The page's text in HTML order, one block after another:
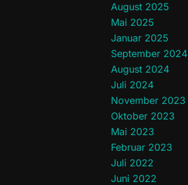
August 2025
Mai 2025
Januar 2025
September 2024
August 2024
Juli 2024
November 2023
Oktober 2023
Mai 2023
Februar 2023
Juli 2022
Juni 2022